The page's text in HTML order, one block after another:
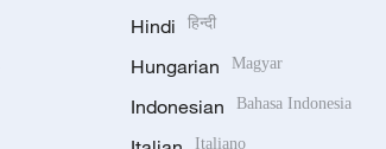
Hindi हिन्दी
Hungarian Magyar
Indonesian Bahasa Indonesia
Italiano